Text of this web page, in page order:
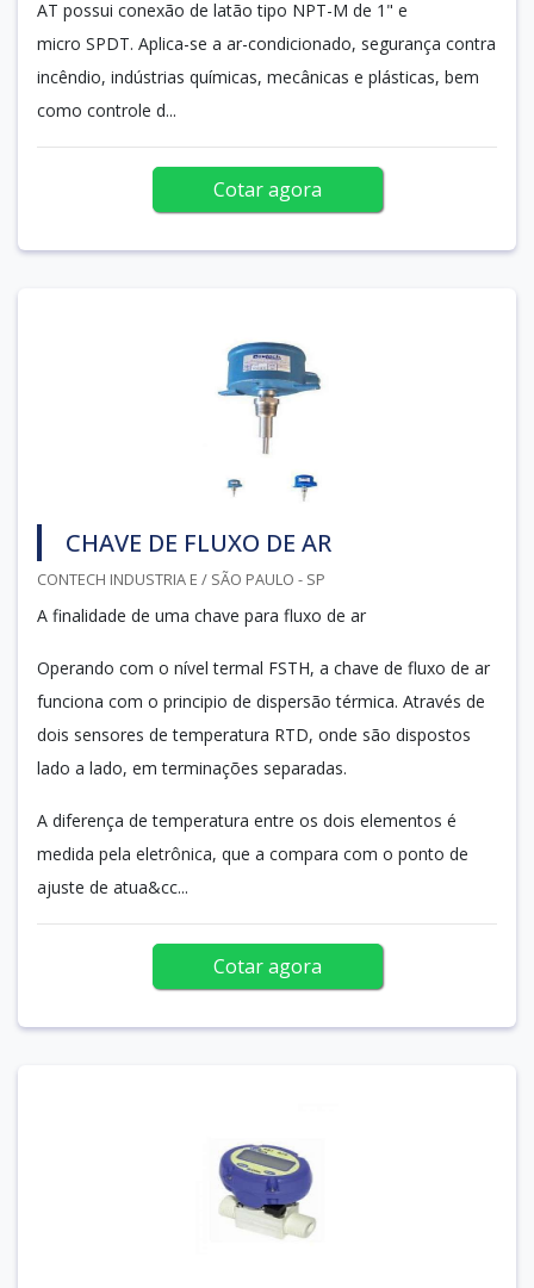
AT possui conexão de latão tipo NPT-M de 1" e
micro SPDT. Aplica-se a ar-condicionado, segurança contra
incêndio, indústrias químicas, mecânicas e plásticas, bem
como controle d...
Cotar agora
CHAVE DE FLUXO DE AR
CONTECH INDUSTRIA E / SÃO PAULO - SP
A finalidade de uma chave para fluxo de ar
Operando com o nível termal FSTH, a chave de fluxo de ar
funciona com o principio de dispersão térmica. Através de
dois sensores de temperatura RTD, onde são dispostos
lado a lado, em terminações separadas.
A diferença de temperatura entre os dois elementos é
medida pela eletrônica, que a compara com o ponto de
ajuste de atua&cc...
Cotar agora